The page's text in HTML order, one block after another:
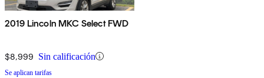
2019 Lincoln MKC Select FWD
$8,999 Sin calificación
Se aplican tarifas